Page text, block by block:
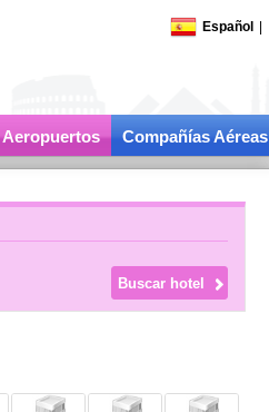
Español
Aeropuertos Compañías Aéreas